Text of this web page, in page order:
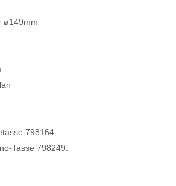
ø149mm
798164.
Tasse 798249.